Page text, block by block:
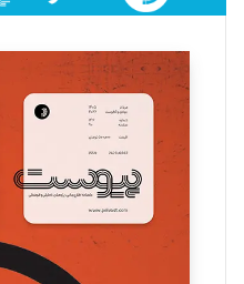
فائزه فتحی رستمی
تحریریه
سروش کرمیان
تحریریه
مینا پاکدل